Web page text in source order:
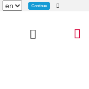
Continue